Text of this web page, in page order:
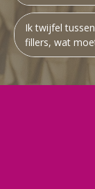
Ik twijfel
fillers, wat